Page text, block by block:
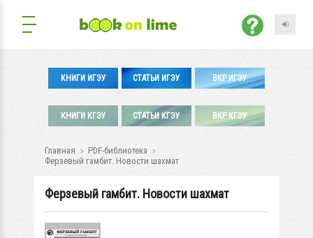
КНИГИ ИГЭУ СТАТЬИ ИГЭУ ВКР ИГЭУ
КНИГИ КГЭУ СТАТЬИ КГЭУ ВКР КГЭУ
Главная
PDF-библиотека
Ферзевый гамбит. Новости шахмат
Ферзевый гамбит. Новости шахмат